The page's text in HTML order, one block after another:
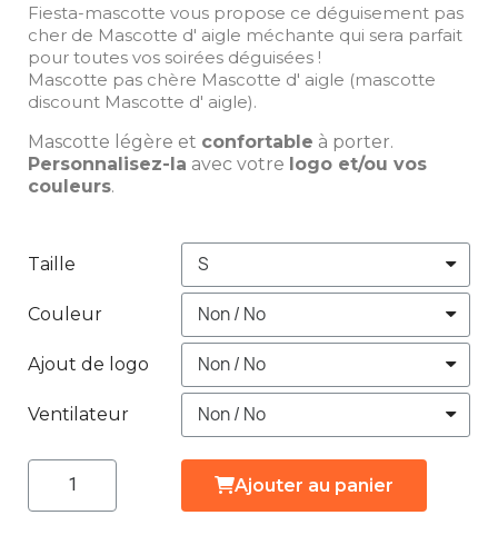
Fiesta-mascotte vous propose ce déguisement pas
cher de Mascotte d' aigle méchante qui sera parfait
pour toutes vos soirées déguisées !
Mascotte pas chère Mascotte d' aigle (mascotte
discount Mascotte d' aigle).
Mascotte légère et confortable à porter.
Personnalisez-la avec votre logo et/ou vos
couleurs.
Taille
Couleur
Ajout de logo
Ventilateur
Ajouter au panier